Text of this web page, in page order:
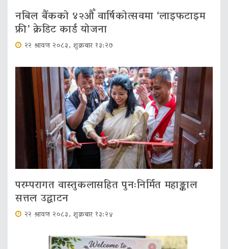
नबिल बैंकको ४२औँ वार्षिकोत्सवमा ‘लाइफटाइम
फ्री’ क्रेडिट कार्ड योजना
२२ श्रावण २०८३, शुक्रबार १३:२७
परम्परागत वास्तुकलासहित पुनःनिर्मित महाङ्काल
सत्तल उद्घाटन
२२ श्रावण २०८३, शुक्रबार १३:२४